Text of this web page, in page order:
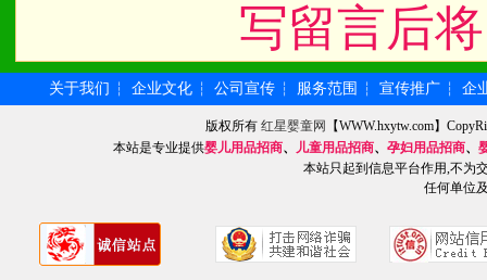
1、广告企划支持：产品
品全面配赠，免费提供软
册、专柜咨询手册等各种
2、市场保护支持：供优
统一底价供货、严格保证
3、对代理商、经销商提供
写留言后
关于我们 ┆ 企业文化 ┆ 公司宣传 ┆ 服务范围 ┆ 宣传推广 ┆ 企
版权所有红星婴童网
【WWW.hxytw.com】
本站是专业提供婴儿用品招商、 儿童用品招商、 孕妇用品招商、
本站只起到信息平台作用,不为
任何单位